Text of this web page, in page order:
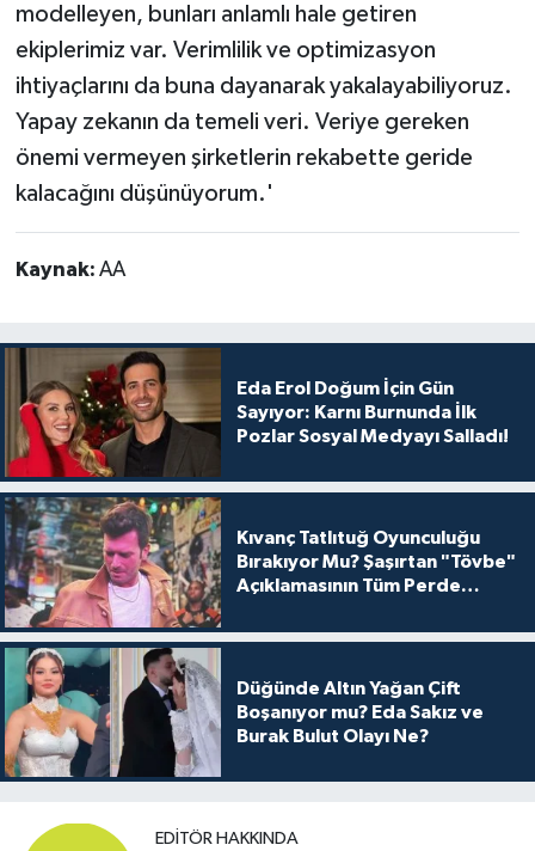
modelleyen, bunları anlamlı hale getiren
ekiplerimiz var. Verimlilik ve optimizasyon
ihtiyaçlarını da buna dayanarak yakalayabiliyoruz.
Yapay zekanın da temeli veri. Veriye gereken
önemi vermeyen şirketlerin rekabette geride
kalacağını düşünüyorum.'
Kaynak: AA
Eda Erol Doğum İçin Gün
Sayıyor: Karnı Burnunda İlk
Pozlar Sosyal Medyayı Salladı!
Kıvanç Tatlıtuğ Oyunculuğu
Bırakıyor Mu? Şaşırtan "Tövbe"
Açıklamasının Tüm Perde
Düğünde Altın Yağan Çift
Boşanıyor mu? Eda Sakız ve
Burak Bulut Olayı Ne?
EDITÖR HAKKINDA